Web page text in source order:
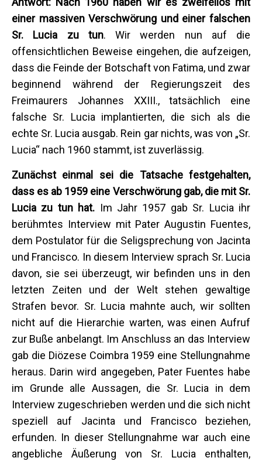
einer massiven Verschwörung und einer falschen
Sr. Lucia zu tun. Wir werden nun auf die
offensichtlichen Beweise eingehen, die aufzeigen,
dass die Feinde der Botschaft von Fatima, und zwar
beginnend während der Regierungszeit des
Freimaurers Johannes XXIII., tatsächlich eine
falsche Sr. Lucia implantierten, die sich als die
echte Sr. Lucia ausgab. Rein gar nichts, was von „Sr.
Lucia“ nach 1960 stammt, ist zuverlässig.
Zunächst einmal sei die Tatsache festgehalten,
dass es ab 1959 eine Verschwörung gab, die mit Sr.
Lucia zu tun hat. Im Jahr 1957 gab Sr. Lucia ihr
berühmtes Interview mit Pater Augustin Fuentes,
dem Postulator für die Seligsprechung von Jacinta
und Francisco. In diesem Interview sprach Sr. Lucia
davon, sie sei überzeugt, wir befinden uns in den
letzten Zeiten und der Welt stehen gewaltige
Strafen bevor. Sr. Lucia mahnte auch, wir sollten
nicht auf die Hierarchie warten, was einen Aufruf
zur Buße anbelangt. Im Anschluss an das Interview
gab die Diözese Coimbra 1959 eine Stellungnahme
heraus. Darin wird angegeben, Pater Fuentes habe
im Grunde alle Aussagen, die Sr. Lucia in dem
Interview zugeschrieben werden und die sich nicht
speziell auf Jacinta und Francisco beziehen,
erfunden. In dieser Stellungnahme war auch eine
angebliche Äußerung von Sr. Lucia enthalten,